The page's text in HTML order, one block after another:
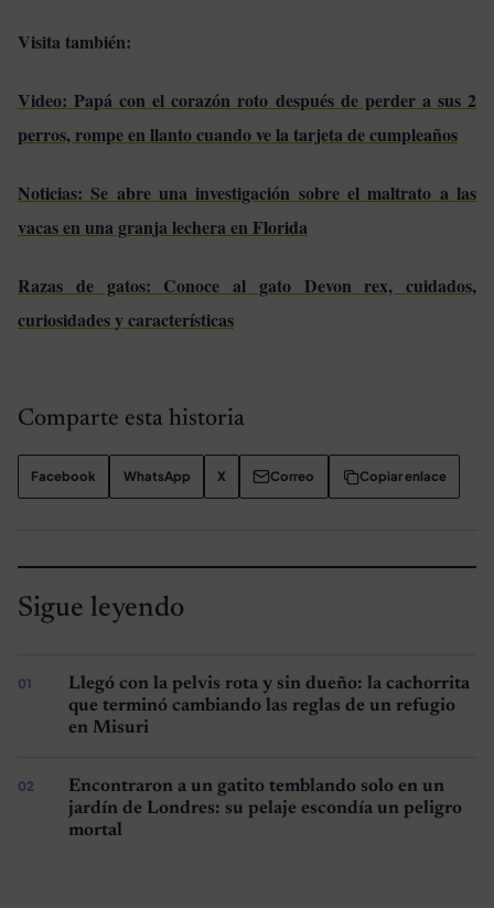
Visita también:
Video: Papá con el corazón roto después de perder a sus 2
perros, rompe en llanto cuando ve la tarjeta de cumpleaños
Noticias: Se abre una investigación sobre el maltrato a las
vacas en una granja lechera en Florida
Razas de gatos: Conoce al gato Devon rex, cuidados,
curiosidades y características
Comparte esta historia
Facebook WhatsApp X Correo Copiar enlace
Sigue leyendo
Llegó con la pelvis rota y sin dueño: la cachorrita
que terminó cambiando las reglas de un refugio
en Misuri
Encontraron a un gatito temblando solo en un
jardín de Londres: su pelaje escondía un peligro
mortal